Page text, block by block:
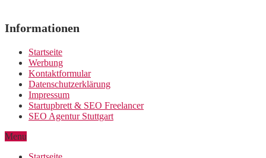
Informationen
Startseite
Werbung
Kontaktformular
Datenschutzerklärung
Impressum
Startupbrett & SEO Freelancer
SEO Agentur Stuttgart
Menu